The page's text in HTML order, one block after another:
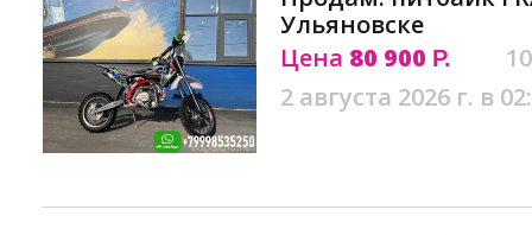
Ульяновске
Цена 80 900 Р.
2 августа 2026 г. в